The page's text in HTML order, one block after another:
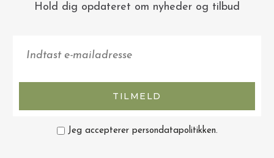
Hold dig opdateret om nyheder og tilbud
TILMELD
Jeg accepterer persondatapolitikken.